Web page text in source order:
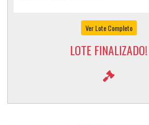
Ver Lote Completo
LOTE FINALIZADO!